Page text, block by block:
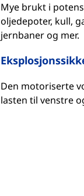
Mye brukt i
oljedepoter, kull,
jernbaner og mer.
Den motoriserte
lasten til venstre